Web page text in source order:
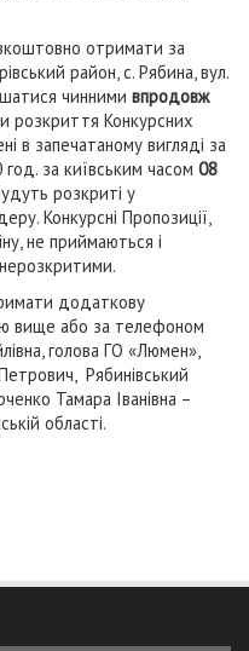
отримати за
район, с. Рябина, вул.
чинними впродовж
розкриття Конкурсних
в запечатаному вигляді за
за київським часом 08
розкриті у
Конкурсні Пропозиції,
не при­ймаються і
додаткову
вище або за телефоном
голова ГО «Люмен»,
Рябинівський
Тамара Іванівна –
області.